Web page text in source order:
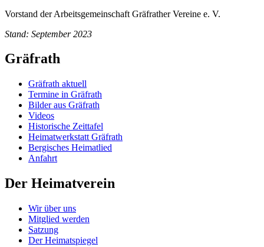
Vorstand der Arbeitsgemeinschaft Gräfrather Vereine e. V.
Stand: September 2023
Gräfrath
Gräfrath aktuell
Termine in Gräfrath
Bilder aus Gräfrath
Videos
Historische Zeittafel
Heimatwerkstatt Gräfrath
Bergisches Heimatlied
Anfahrt
Der Heimatverein
Wir über uns
Mitglied werden
Satzung
Der Heimatspiegel